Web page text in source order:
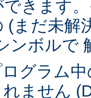
きます
(まだ未解
ンボルで
グラム
ません